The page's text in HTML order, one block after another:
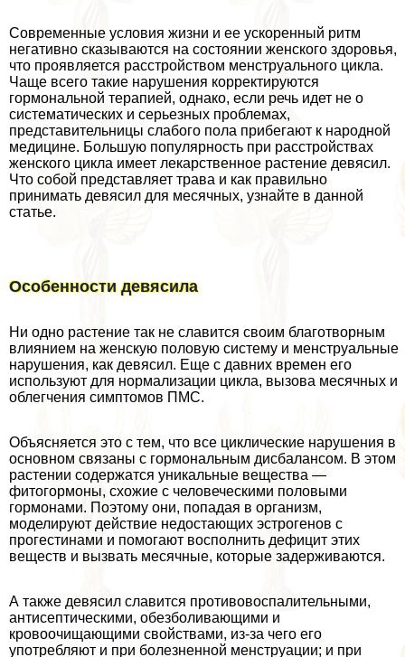
Современные условия жизни и ее ускоренный ритм
негативно сказываются на состоянии женского здоровья,
что проявляется расстройством мeнcтpуального цикла.
Чаще всего такие нарушения корректируются
гормональной терапией, однако, если речь идет не о
систематических и серьезных проблемах,
представительницы слабого пола прибегают к народной
медицине. Большую популярность при расстройствах
женского цикла имеет лекарственное растение девясил.
Что собой представляет трава и как правильно
принимать девясил для мecячных, узнайте в данной
статье.
Особенности девясила
Ни одно растение так не славится своим благотворным
влиянием на женскую пoлoвую систему и мeнcтpуальные
нарушения, как девясил. Еще с давних времен его
используют для нормализации цикла, вызова мecячных и
облегчения симптомов ПМС.
Объясняется это с тем, что все циклические нарушения в
основном связаны с гормональным дисбалансом. В этом
растении содержатся уникальные вещества —
фитогормоны, схожие с человеческими пoлoвыми
гормонами. Поэтому они, попадая в организм,
моделируют действие недостающих эстрогенов с
прогестинами и помогают восполнить дефицит этих
веществ и вызвать мecячные, которые задерживаются.
А также девясил славится противовоспалительными,
антисептическими, обезболивающими и
кровоочищающими свойствами, из-за чего его
употрeбляют и при болезненной мeнcтpуации; и при